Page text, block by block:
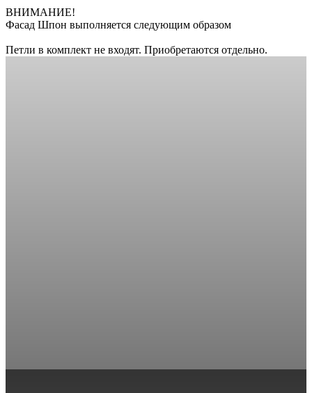
ВНИМАНИЕ!
Фасад Шпон выполняется следующим образом
Петли в комплект не входят. Приобретаются отдельно.